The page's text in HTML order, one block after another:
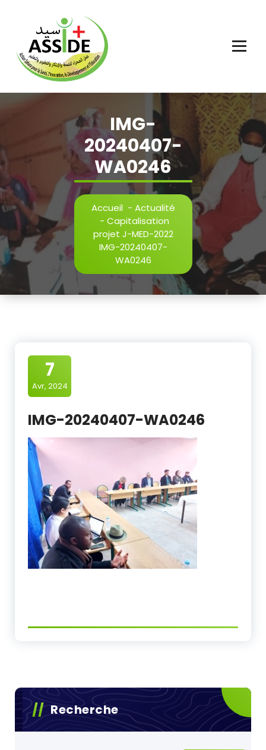
contenu
IMG-
20240407-
WA0246
Accueil- Actualité
- Capitalisation
projet J-MED-2022
IMG-20240407-
WA0246
7
Avr, 2024
IMG-20240407-WA0246
Recherche